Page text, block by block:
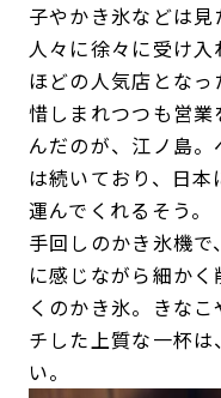
子やかき氷などは
人々に徐々に受け
ほどの人気店となっ
惜しまれつつも営
んだのが、江ノ島
は続いており、日
運んでくれるそう。
手回しのかき氷機
に感じながら細か
くのかき氷。きな
チした上質な一杯
い。